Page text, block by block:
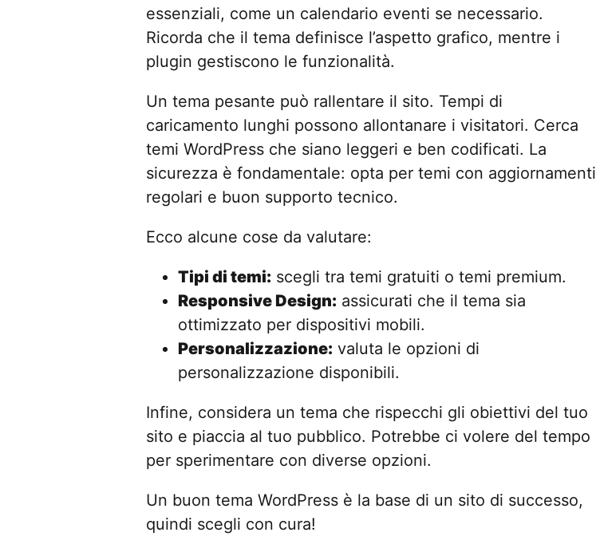
essenziali, come un calendario eventi se necessario.
Ricorda che il tema definisce l’aspetto grafico, mentre i
plugin gestiscono le funzionalità.
Un tema pesante può rallentare il sito. Tempi di
caricamento lunghi possono allontanare i visitatori. Cerca
temi WordPress che siano leggeri e ben codificati. La
sicurezza è fondamentale: opta per temi con aggiornamenti
regolari e buon supporto tecnico.
Ecco alcune cose da valutare:
Tipi di temi: scegli tra temi gratuiti o temi premium.
Responsive Design: assicurati che il tema sia
ottimizzato per dispositivi mobili.
Personalizzazione: valuta le opzioni di
personalizzazione disponibili.
Infine, considera un tema che rispecchi gli obiettivi del tuo
sito e piaccia al tuo pubblico. Potrebbe ci volere del tempo
per sperimentare con diverse opzioni.
Un buon tema WordPress è la base di un sito di successo,
quindi scegli con cura!